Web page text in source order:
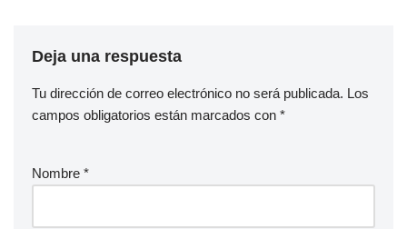
Deja una respuesta
Tu dirección de correo electrónico no será publicada. Los
campos obligatorios están marcados con *
Nombre *